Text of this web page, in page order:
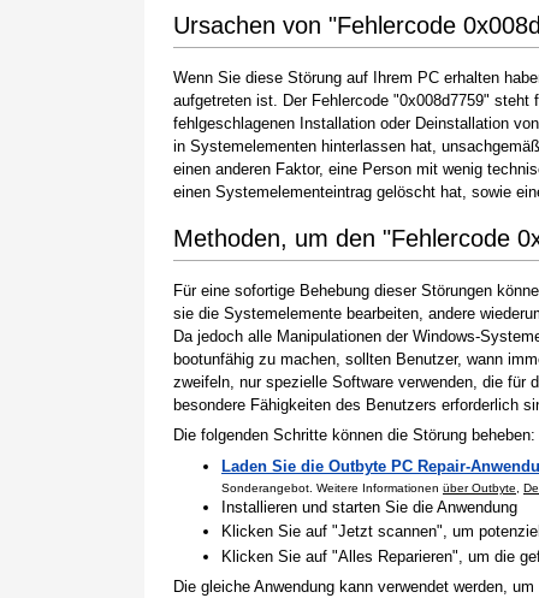
Ursachen von "Fehlercode
Wenn Sie diese Störung auf Ihrem PC erhalten
aufgetreten ist. Der Fehlercode "0x008d7759"
fehlgeschlagenen Installation oder Deinstallation
in Systemelementen hinterlassen hat,
einen anderen Faktor, eine Person mit wenig
einen Systemelementeintrag gelöscht hat, sowie
Methoden, um den "Fehlercode
Für eine sofortige Behebung dieser Störungen
sie die Systemelemente bearbeiten, andere
Da jedoch alle Manipulationen der Windows-
bootunfähig zu machen, sollten Benutzer, wann
zweifeln, nur spezielle Software verwenden, die für
besondere Fähigkeiten des Benutzers erforderlich
Die folgenden Schritte können die Störung beheben:
Laden Sie die Outbyte PC Repair-
Sonderangebot. Weitere Informationen über Outbyte
Installieren und starten Sie die Anwendung
Klicken Sie auf "Jetzt scannen", um
Klicken Sie auf "Alles Reparieren", um die
Die gleiche Anwendung kann verwendet werden,